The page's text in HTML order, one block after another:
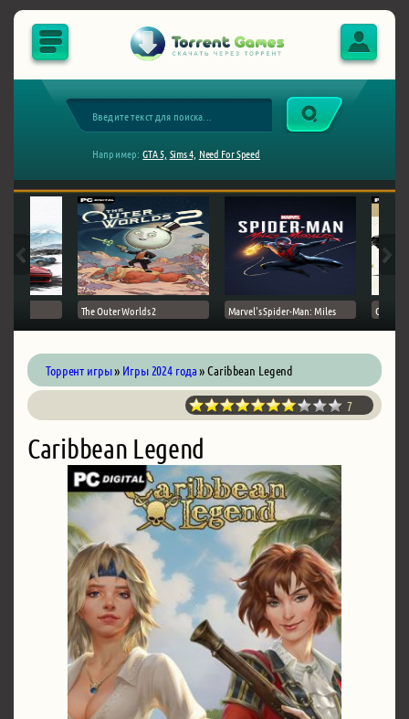
Например: GTA 5, Sims 4, Need For Speed
The Outer Worlds 2 Marvel's Spider-Man: Miles Ghost
Торрент игры» Игры 2024 года» Caribbean Legend
7
Caribbean Legend